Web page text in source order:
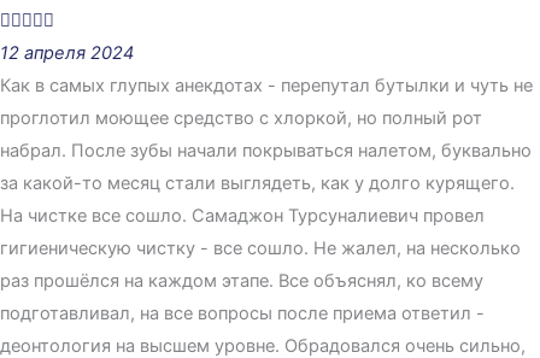

12 апреля 2024
Как в самых глупых анекдотах - перепутал бутылки и чуть не
проглотил моющее средство с хлоркой, но полный рот
набрал. После зубы начали покрываться налетом, буквально
за какой-то месяц стали выглядеть, как у долго курящего.
На чистке все сошло. Самаджон Турсуналиевич провел
гигиеническую чистку - все сошло. Не жалел, на несколько
раз прошёлся на каждом этапе. Все объяснял, ко всему
подготавливал, на все вопросы после приема ответил -
деонтология на высшем уровне. Обрадовался очень сильно,